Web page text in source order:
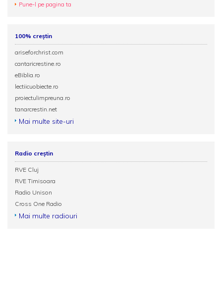
Pune-l pe pagina ta
100% creștin
ariseforchrist.com
cantaricrestine.ro
eBiblia.ro
lectiicuobiecte.ro
proiectulimpreuna.ro
tanarcrestin.net
Mai multe site-uri
Radio creștin
RVE Cluj
RVE Timisoara
Radio Unison
Cross One Radio
Mai multe radiouri